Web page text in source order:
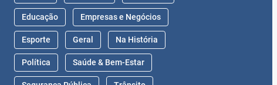
Educação Empresas e Negócios
Esporte Geral Na História
Política Saúde & Bem-Estar